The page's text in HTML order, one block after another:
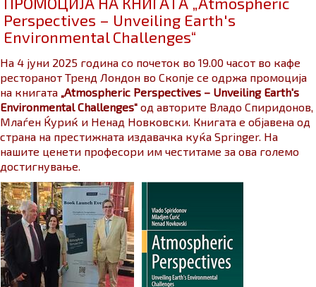
Perspectives – Unveiling Earth's
Environmental Challenges“
На 4 јуни 2025 година со почеток во 19.00 часот во кафе
ресторанот Тренд Лондон во Скопје се одржа промоција
на книгата „Atmospheric Perspectives – Unveiling Earth's
Environmental Challenges“ од авторите Владо Спиридонов,
Млаѓен Ќуриќ и Ненад Новковски. Книгата е објавена од
страна на престижната издавачка куќа Springer. На
нашите ценети професори им честитаме за ова големо
достигнување.